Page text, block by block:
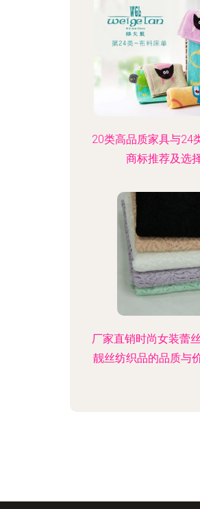
20类高品质家具与24
商标推荐及选
厂家直销时尚女装蕾
靓丝纺织品的品质与